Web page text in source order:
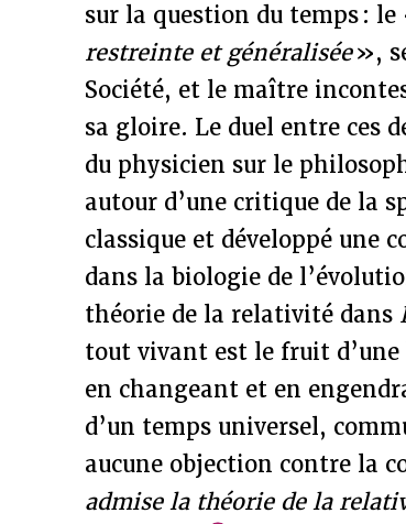
sur la question du temps : le
restreinte et généralisée»,
Société, et le maître
sa gloire. Le duel entre ces
du physicien sur le
autour d’une critique de la
classique et développé une
dans la biologie de
théorie de la relativité dans
tout vivant est le fruit
en changeant et en
d’un temps universel,
aucune objection contre la
admise la théorie de la